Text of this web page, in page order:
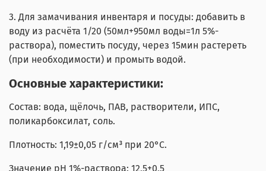
3. Для замачивания инвентаря и посуды: добавить в
воду из расчёта 1/20 (50мл+950мл воды=1л 5%-
раствора), поместить посуду, через 15мин растереть
(при необходимости) и промыть водой.
Основные характеристики:
Состав: вода, щёлочь, ПАВ, растворители, ИПС,
поликарбоксилат, соль.
Плотность: 1,19±0,05 г/см³ при 20°С.
Значение pH 1%-раствора: 12,5±0,5